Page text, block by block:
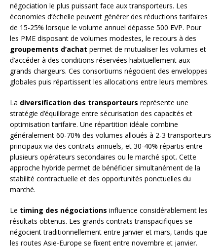
négociation le plus puissant face aux transporteurs. Les
économies d’échelle peuvent générer des réductions tarifaires
de 15-25% lorsque le volume annuel dépasse 500 EVP. Pour
les PME disposant de volumes modestes, le recours à des
groupements d’achat permet de mutualiser les volumes et
d’accéder à des conditions réservées habituellement aux
grands chargeurs. Ces consortiums négocient des enveloppes
globales puis répartissent les allocations entre leurs membres.
La diversification des transporteurs représente une
stratégie d’équilibrage entre sécurisation des capacités et
optimisation tarifaire. Une répartition idéale combine
généralement 60-70% des volumes alloués à 2-3 transporteurs
principaux via des contrats annuels, et 30-40% répartis entre
plusieurs opérateurs secondaires ou le marché spot. Cette
approche hybride permet de bénéficier simultanément de la
stabilité contractuelle et des opportunités ponctuelles du
marché.
Le timing des négociations influence considérablement les
résultats obtenus. Les grands contrats transpacifiques se
négocient traditionnellement entre janvier et mars, tandis que
les routes Asie-Europe se fixent entre novembre et janvier.